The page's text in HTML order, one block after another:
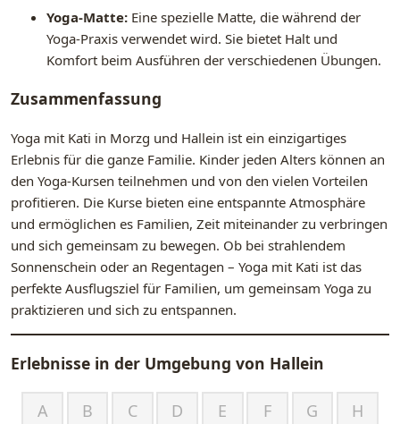
Yoga-Matte: Eine spezielle Matte, die während der
Yoga-Praxis verwendet wird. Sie bietet Halt und
Komfort beim Ausführen der verschiedenen Übungen.
Zusammenfassung
Yoga mit Kati in Morzg und Hallein ist ein einzigartiges
Erlebnis für die ganze Familie. Kinder jeden Alters können an
den Yoga-Kursen teilnehmen und von den vielen Vorteilen
profitieren. Die Kurse bieten eine entspannte Atmosphäre
und ermöglichen es Familien, Zeit miteinander zu verbringen
und sich gemeinsam zu bewegen. Ob bei strahlendem
Sonnenschein oder an Regentagen – Yoga mit Kati ist das
perfekte Ausflugsziel für Familien, um gemeinsam Yoga zu
praktizieren und sich zu entspannen.
Erlebnisse in der Umgebung von Hallein
A B C D E F G H